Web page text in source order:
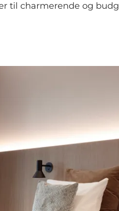
til charmerende og